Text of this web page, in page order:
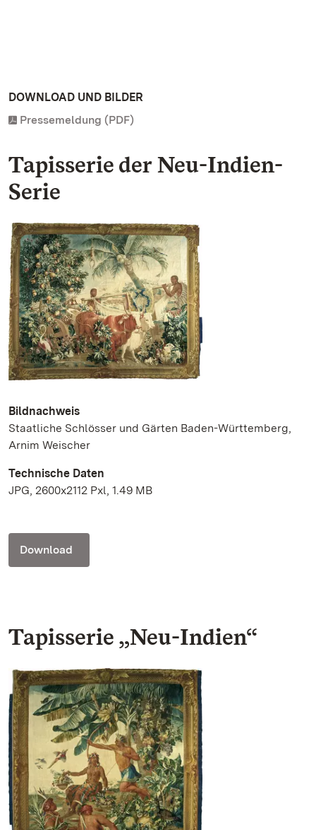
DOWNLOAD UND BILDER
Pressemeldung (PDF)
Tapisserie der Neu-Indien-
Serie
Bildnachweis
Staatliche Schlösser und Gärten Baden-Württemberg,
Arnim Weischer
Technische Daten
JPG, 2600x2112 Pxl, 1.49 MB
Download
Tapisserie „Neu-Indien“